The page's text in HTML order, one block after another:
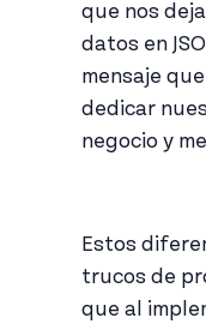
que nos
datos en
mensaje
dedicar
negocio y
Estos
trucos de
que al